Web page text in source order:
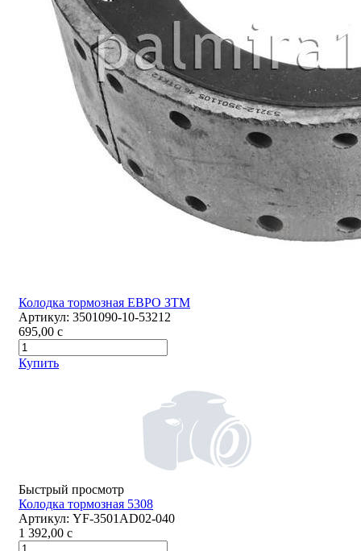
Колодка тормозная ЕВРО ЗТМ
Артикул: 3501090-10-53212
695,00 c
Купить
Быстрый просмотр
Колодка тормозная 5308
Артикул: YF-3501AD02-040
1 392,00 c